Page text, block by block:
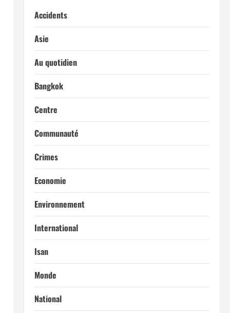
Accidents
Asie
Au quotidien
Bangkok
Centre
Communauté
Crimes
Economie
Environnement
International
Isan
Monde
National